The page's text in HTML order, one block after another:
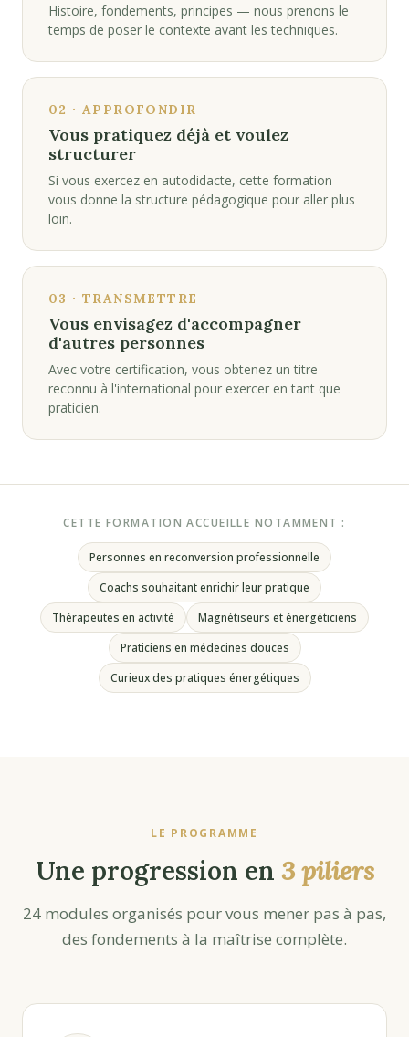
Histoire, fondements, principes — nous prenons le
temps de poser le contexte avant les techniques.
02 · APPROFONDIR
Vous pratiquez déjà et voulez
structurer
Si vous exercez en autodidacte, cette formation
vous donne la structure pédagogique pour aller plus
loin.
03 · TRANSMETTRE
Vous envisagez d'accompagner
d'autres personnes
Avec votre certification, vous obtenez un titre
reconnu à l'international pour exercer en tant que
praticien.
CETTE FORMATION ACCUEILLE NOTAMMENT :
Personnes en reconversion professionnelle
Coachs souhaitant enrichir leur pratique
Thérapeutes en activité
Magnétiseurs et énergéticiens
Praticiens en médecines douces
Curieux des pratiques énergétiques
LE PROGRAMME
Une progression en 3 piliers
24 modules organisés pour vous mener pas à pas,
des fondements à la maîtrise complète.